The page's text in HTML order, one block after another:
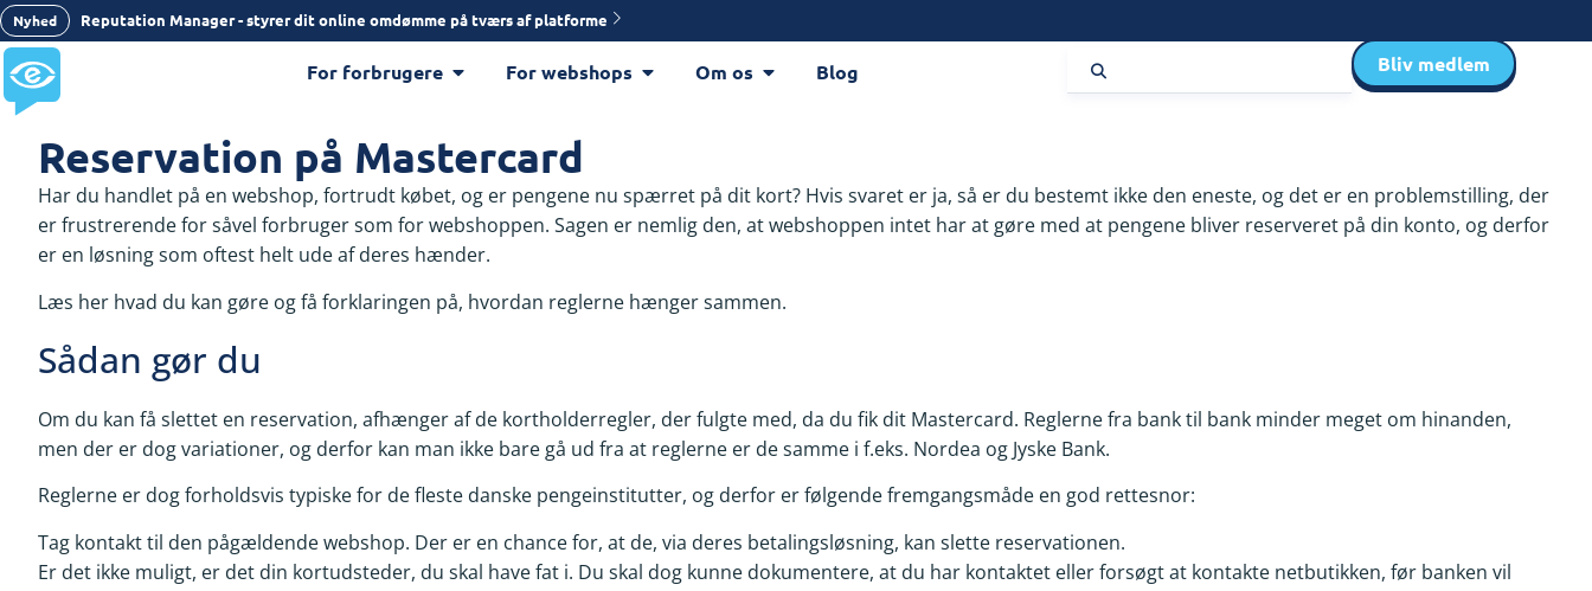
Nyhed Reputation Manager - styrer dit online omdømme på tværs af platforme
For forbrugere For webshops Om os Blog Bliv medlem
Reservation på Mastercard
Har du handlet på en webshop, fortrudt købet, og er pengene nu spærret på dit kort? Hvis svaret er ja, så er du bestemt ikke den eneste, og det er en problemstilling, der
er frustrerende for såvel forbruger som for webshoppen. Sagen er nemlig den, at webshoppen intet har at gøre med at pengene bliver reserveret på din konto, og derfor
er en løsning som oftest helt ude af deres hænder.
Læs her hvad du kan gøre og få forklaringen på, hvordan reglerne hænger sammen.
Sådan gør du
Om du kan få slettet en reservation, afhænger af de kortholderregler, der fulgte med, da du fik dit Mastercard. Reglerne fra bank til bank minder meget om hinanden,
men der er dog variationer, og derfor kan man ikke bare gå ud fra at reglerne er de samme i f.eks. Nordea og Jyske Bank.
Reglerne er dog forholdsvis typiske for de fleste danske pengeinstitutter, og derfor er følgende fremgangsmåde en god rettesnor:
Tag kontakt til den pågældende webshop. Der er en chance for, at de, via deres betalingsløsning, kan slette reservationen.
Er det ikke muligt, er det din kortudsteder, du skal have fat i. Du skal dog kunne dokumentere, at du har kontaktet eller forsøgt at kontakte netbutikken, før banken vil